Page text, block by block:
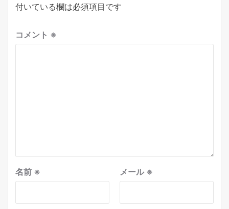
付いている欄は必須項目です
コメント ※
名前 ※ メール※